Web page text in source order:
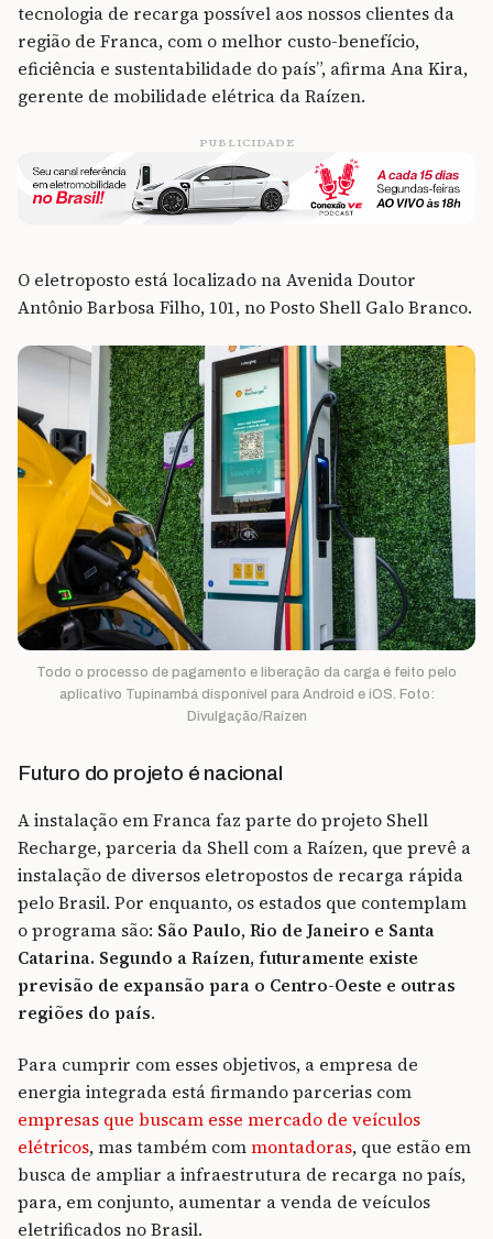
tecnologia de recarga possível aos nossos clientes da
região de Franca, com o melhor custo-benefício,
eficiência e sustentabilidade do país”, afirma Ana Kira,
gerente de mobilidade elétrica da Raízen.
PUBLICIDADE
O eletroposto está localizado na Avenida Doutor
Antônio Barbosa Filho, 101, no Posto Shell Galo Branco.
Todo o processo de pagamento e liberação da carga é feito pelo
aplicativo Tupinambá disponível para Android e iOS. Foto:
Divulgação/Raízen
Futuro do projeto é nacional
A instalação em Franca faz parte do projeto Shell
Recharge, parceria da Shell com a Raízen, que prevê a
instalação de diversos eletropostos de recarga rápida
pelo Brasil. Por enquanto, os estados que contemplam
o programa são: São Paulo, Rio de Janeiro e Santa
Catarina. Segundo a Raízen, futuramente existe
previsão de expansão para o Centro-Oeste e outras
regiões do país.
Para cumprir com esses objetivos, a empresa de
energia integrada está firmando parcerias com
empresas que buscam esse mercado de veículos
elétricos, mas também commontadoras, que estão em
busca de ampliar a infraestrutura de recarga no país,
para, em conjunto, aumentar a venda de veículos
eletrificados no Brasil.